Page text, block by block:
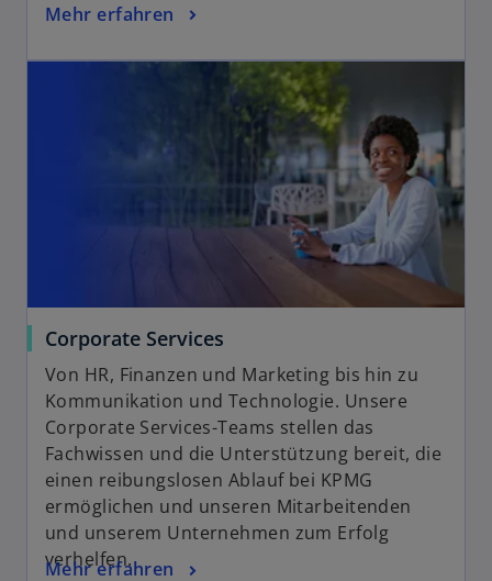
Mehr erfahren
Corporate Services
Von HR, Finanzen und Marketing bis hin zu
Kommunikation und Technologie. Unsere
Corporate Services-Teams stellen das
Fachwissen und die Unterstützung bereit, die
einen reibungslosen Ablauf bei KPMG
ermöglichen und unseren Mitarbeitenden
und unserem Unternehmen zum Erfolg
verhelfen.
Mehr erfahren